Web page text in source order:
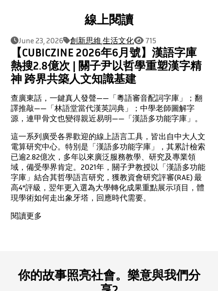
線上閱讀
June 23, 2026 創新思維,生活文化 715
【CUBICZINE 2026年6月號】漢語字庫
熱搜2.8億次 | 關子尹以哲學重塑漢字精
神 跨界共築人文知識基建
查廣東話，一鍵真人發聲——「粵語審音配詞字庫」；翻
譯推敲——「林語堂當代漢英詞典」；中學老師圖解字
源，連甲骨文也變得親近易明——「漢語多功能字庫」。
這一系列廣受各界歡迎的線上語言工具，皆出自中大人文
電算研究中心。特別是「漢語多功能字庫」，其累計檢索
已逾2.82億次，多年以來廣泛服務教學、研究及專業領
域，備受學界肯定。2021年，關子尹教授以「漢語多功能
字庫」結合其哲學語言研究，獲教資會研究評審(RAE) 最
高4*評級，翌年更入選為大學轉化成果重點展示項目，體
現學術如何走出象牙塔，回應時代需要。
閱讀更多
你的故事照亮社會。樂意與我們分